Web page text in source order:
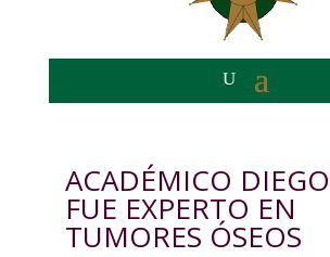
ACADÉMICO
FUE EXPERTO EN
TUMORES ÓSEOS